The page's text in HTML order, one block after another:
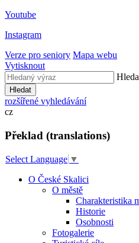
Youtube
Instagram
Verze pro seniory Mapa webu
Vytisknout
Hledat
rozšířené vyhledávání
cz
Překlad (translations)
Select Language ▼
O České Skalici
O městě
Charakteristika
Historie
Osobnosti
Fotogalerie